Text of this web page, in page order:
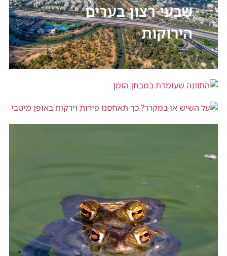
שבעי רצון בערים
הירוקות
התזונה שעומדת במבחן הזמן
על השיש או במקרר? כך תאחסנו פירות